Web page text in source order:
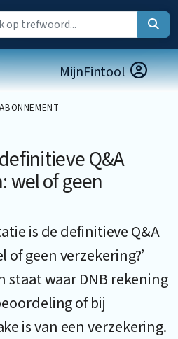
MijnFintool
ABONNEMENT
Q&A
wel of geen
is de definitieve Q&A
geen verzekering?’
staat waar DNB rekening
of bij
is van een verzekering.